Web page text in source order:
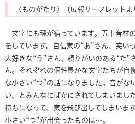
〈ものがたり〉（広報リーフレットよ
文字にも魂が宿っています。五十音村
をしています。自信家の“あ”さん、笑い
大好きな“う”さん、頼りがいのある“た”
ん。それぞれの個性豊かな文字たちが自
な小さい“つ”の話になりました。音がな
い、とみんなにばかにされてしまいまし
持ちになって、家を飛び出してしまいま
小さい“つ”が出会ったものは…。